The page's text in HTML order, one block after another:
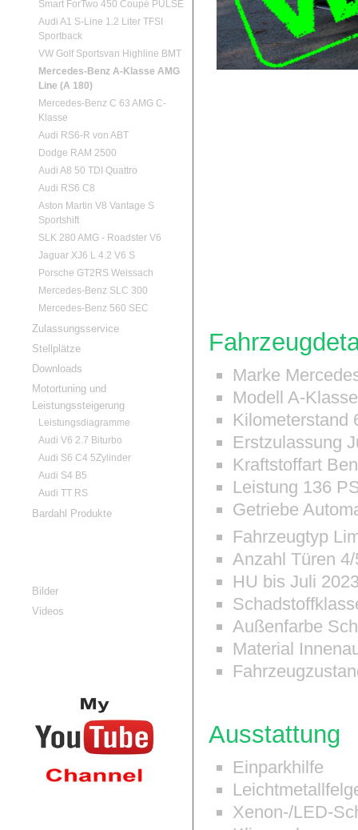
Smart ForTwo 450 Coupé PULSE
Audi A1 S-Line 1.2 Liter TFSI
Sportback
VW Golf Sportsvan Highline BMT
Mercedes-Benz A-Klasse AMG
Line (A 180)
Mercedes-Benz C 63 AMG C-
Klasse
Audi RS6-R von ABT
Dodge RAM 2500
Audi A8 50 TDI Quattro
Audi RS6 C8
Aston Martin V8 Vantage S
Sportshift
SLK 280 AMG - Roadster V6
Jaguar XJ6 L 4.2 V6 S
Porsche GT2RS Weissach
Mercedes-Benz SLC 300
Mercedes-Benz 560 SEC
Zulassungsservice
Stellplätze
Downloads
Motortuning und
Leistungssteigerung
Leistungsdiagramme
Audi V6 2.7 Biturbo
Audi S6 C4 5Zylinder
Audi S4 B5
Audi TT RS
Bardahl Produkte
Bilder
Videos
Marke
Modell A-Klasse
Kilometerstand
Erstzulassung
Kraftstoffart
Leistung 136
Getriebe
Fahrzeugtyp
Anzahl Türen
HU bis Juli
Außenfarbe
Material
Ausstattung
Einparkhilfe
Xenon-/LED-